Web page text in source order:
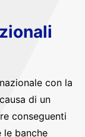
con la
di un
conseguenti
le banche